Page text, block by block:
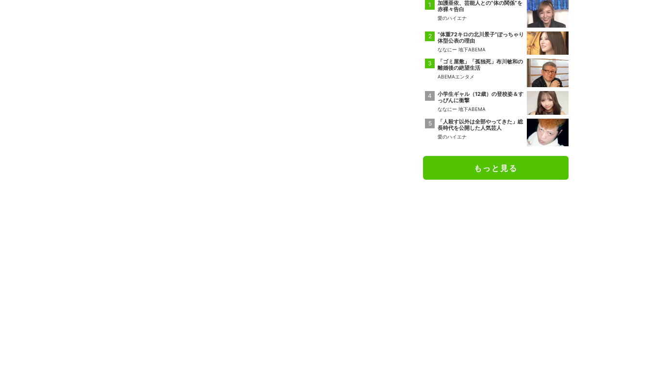
加護亜依、芸能人との“体の関係”を
赤裸々告白
愛のハイエナ
“体重72キロの北川景子”ぽっちゃり
体型公表の理由
ななにー 地下ABEMA
「ゴミ屋敷」「孤独死」布川敏和の
離婚後の絶望生活
ABEMAエンタメ
小学生ギャル（12歳）の登校姿＆す
っぴんに衝撃
ななにー 地下ABEMA
「人殺す以外は全部やってきた」総
長時代を公開した人気芸人
愛のハイエナ
もっと見る